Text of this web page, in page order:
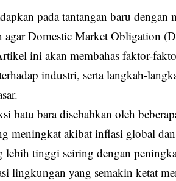
pada tantangan baru
Domestic Market Obligation
ini akan membahas faktor-
industri, serta langkah-
batu bara disebabkan oleh
meningkat akibat inflasi global
lebih tinggi seiring dengan
lingkungan yang semakin ketat